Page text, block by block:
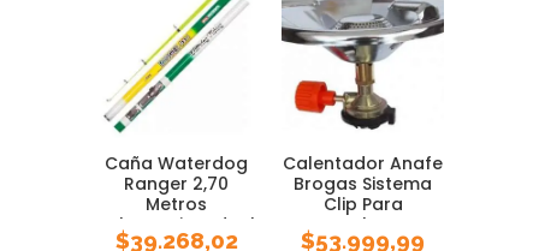
Caña Waterdog
Ranger 2,70
Metros
Telescopica Ideal
Pejerrey
$39.268,02
Calentador Anafe
Brogas Sistema
Clip Para
Cartucho Gas
$53.999,99